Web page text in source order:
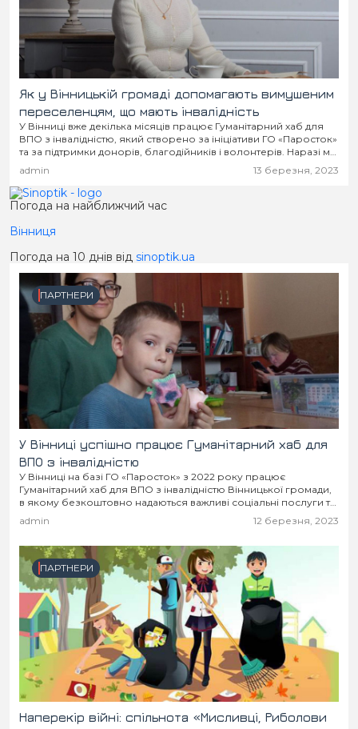
Як у Вінницькій громаді допомагають вимушеним
переселенцям, що мають інвалідність
У Вінниці вже декілька місяців працює Гуманітарний хаб для
ВПО з інвалідністю, який створено за ініціативи ГО «Паросток»
та за підтримки донорів, благодійників і волонтерів. Наразі ми
вирішили більше дізнатись...
admin 13 березня, 2023
Погода на найближчий час
Вінниця
Погода на 10 днів від sinoptik.ua
ПАРТНЕРИ
У Вінниці успішно працює Гуманітарний хаб для
ВПО з інвалідністю
У Вінниці на базі ГО «Паросток» з 2022 року працює
Гуманітарний хаб для ВПО з інвалідністю Вінницької громади,
в якому безкоштовно надаються важливі соціальні послуги та
гуманітарна підтримка. Волонтери Гуманітарного...
admin 12 березня, 2023
ПАРТНЕРИ
Наперекір війні: спільнота «Мисливці, Риболови